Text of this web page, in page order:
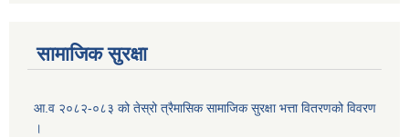
सामाजिक सुरक्षा
आ.व २०८२-०८३ को तेस्रो त्रैमासिक सामाजिक सुरक्षा भत्ता वितरणको विवरण
।